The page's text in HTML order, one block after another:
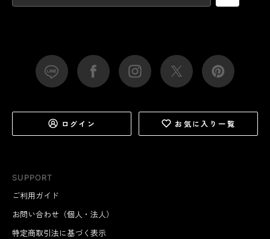
SUPPORT
ご利用ガイド
お問い合わせ（個人・法人）
特定商取引法に基づく表示
ログイン お気に入り一覧